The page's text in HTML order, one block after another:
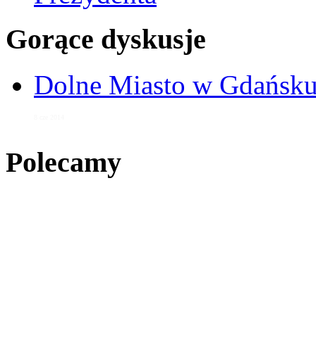
Gorące dyskusje
Dolne Miasto w
Polecamy